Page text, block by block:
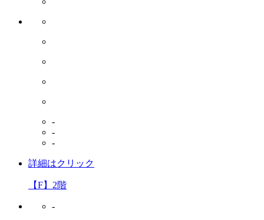
-
-
-
詳細はクリック
【F】2階
-